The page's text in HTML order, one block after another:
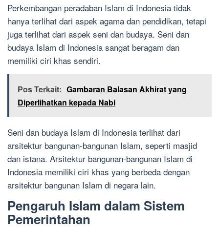
Perkembangan peradaban Islam di Indonesia tidak
hanya terlihat dari aspek agama dan pendidikan, tetapi
juga terlihat dari aspek seni dan budaya. Seni dan
budaya Islam di Indonesia sangat beragam dan
memiliki ciri khas sendiri.
Pos Terkait: Gambaran Balasan Akhirat yang
Diperlihatkan kepada Nabi
Seni dan budaya Islam di Indonesia terlihat dari
arsitektur bangunan-bangunan Islam, seperti masjid
dan istana. Arsitektur bangunan-bangunan Islam di
Indonesia memiliki ciri khas yang berbeda dengan
arsitektur bangunan Islam di negara lain.
Pengaruh Islam dalam Sistem
Pemerintahan